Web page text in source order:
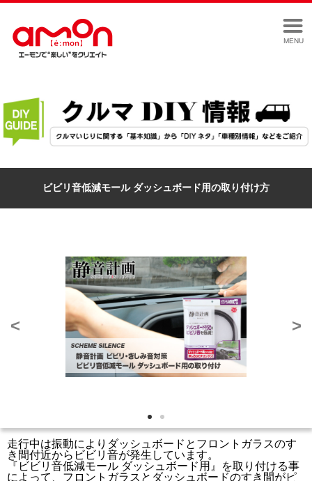
MENU
ビビリ音低減モール ダッシュボード用の取り付け方
< >
走行中は振動によりダッシュボードとフロントガラスのす
き間付近からビビリ音が発生しています。
『ビビリ音低減モール ダッシュボード用』を取り付ける事
によって、フロントガラスとダッシュボードのすき間がピ